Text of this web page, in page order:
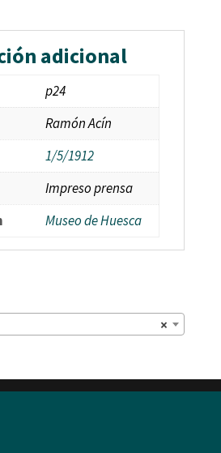
adicional
p24
Ramón Acín
1/5/1912
Impreso prensa
Museo de Huesca
×